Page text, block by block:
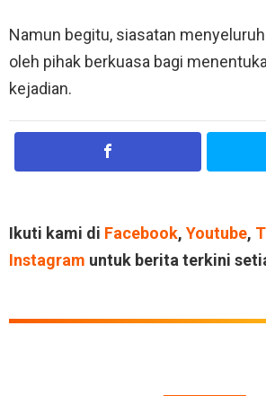
Namun begitu, siasatan
oleh pihak berkuasa bagi
kejadian.
Ikuti kami di Facebook, Youtube,
Instagram untuk berita terkini